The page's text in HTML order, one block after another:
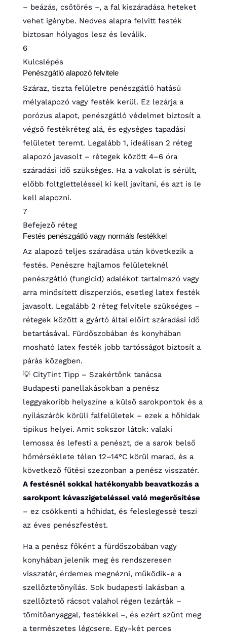
– beázás, csőtörés –, a fal kiszáradása heteket
vehet igénybe. Nedves alapra felvitt festék
biztosan hólyagos lesz és leválik.
6
Kulcslépés
Penészgátló alapozó felvitele
Száraz, tiszta felületre penészgátló hatású
mélyalapozó vagy festék kerül. Ez lezárja a
porózus alapot, penészgátló védelmet biztosít a
végső festékréteg alá, és egységes tapadási
felületet teremt. Legalább 1, ideálisan 2 réteg
alapozó javasolt – rétegek között 4–6 óra
száradási idő szükséges. Ha a vakolat is sérült,
előbb foltgletteléssel ki kell javítani, és azt is le
kell alapozni.
7
Befejező réteg
Festés penészgátló vagy normáls festékkel
Az alapozó teljes száradása után következik a
festés. Penészre hajlamos felületeknél
penészgátló (fungicid) adalékot tartalmazó vagy
arra minősített diszperziós, esetleg latex festék
javasolt. Legalább 2 réteg felvitele szükséges –
rétegek között a gyártó által előírt száradási idő
betartásával. Fürdőszobában és konyhában
mosható latex festék jobb tartósságot biztosít a
párás közegben.
💡 CityTint Tipp – Szakértőnk tanácsa
Budapesti panellakásokban a penész
leggyakoribb helyszíne a külső sarokpontok és a
nyílászárók körüli falfelületek – ezek a hőhidak
tipikus helyei. Amit sokszor látok: valaki
lemossa és lefesti a penészt, de a sarok belső
hőmérséklete télen 12–14°C körül marad, és a
következő fűtési szezonban a penész visszatér.
A festésnél sokkal hatékonyabb beavatkozás a
sarokpont kávaszigeteléssel való megerősítése
– ez csökkenti a hőhidat, és feleslegessé teszi
az éves penészfestést.
Ha a penész főként a fürdőszobában vagy
konyhában jelenik meg és rendszeresen
visszatér, érdemes megnézni, működik-e a
szellőztetőnyílás. Sok budapesti lakásban a
szellőztető rácsot valahol régen lezárták –
tömítőanyaggal, festékkel –, és ezért szűnt meg
a természetes légcsere. Egy-két perces